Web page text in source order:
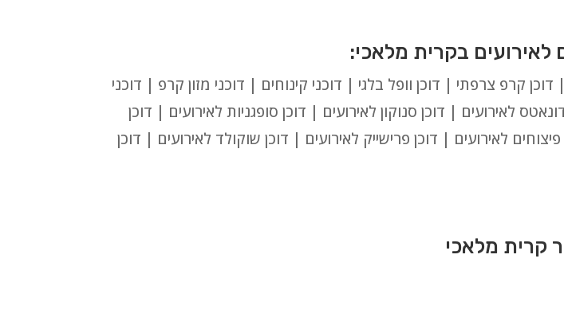
קרפ צרפתי | דוכן וופל בלגי | דוכני קינוחים | דוכני מזון קרפ | דוכני
לאירועים | דוכן סנוקון לאירועים | דוכן סופגניות לאירועים | דוכן
לאירועים | דוכן פרישייק לאירועים | דוכן שוקולד לאירועים | דוכן
קרית מלאכי